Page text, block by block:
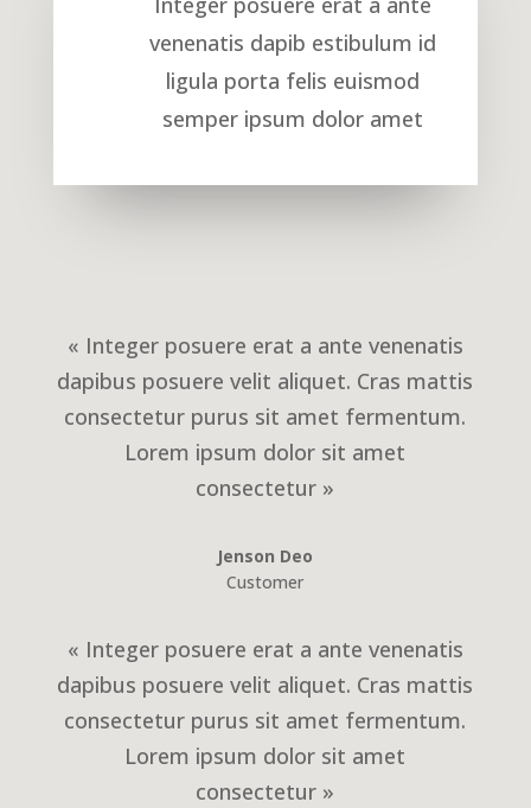
venenatis dapib estibulum id
ligula porta felis euismod
semper ipsum dolor amet
« Integer posuere erat a ante venenatis
dapibus posuere velit aliquet. Cras mattis
consectetur purus sit amet fermentum.
Lorem ipsum dolor sit amet
consectetur »
Jenson Deo
Customer
« Integer posuere erat a ante venenatis
dapibus posuere velit aliquet. Cras mattis
consectetur purus sit amet fermentum.
Lorem ipsum dolor sit amet
consectetur »